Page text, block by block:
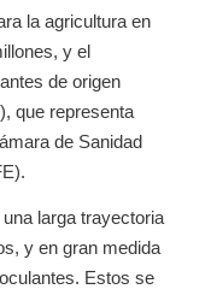
la agricultura en
y el
de origen
que representa
de Sanidad
larga trayectoria
y en gran medida
Estos se